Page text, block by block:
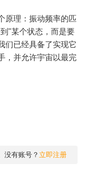
原理：振动频率的匹
"某个状态，而是要
们已经具备了实现它
，并允许宇宙以最完
没有账号？ 立即注册